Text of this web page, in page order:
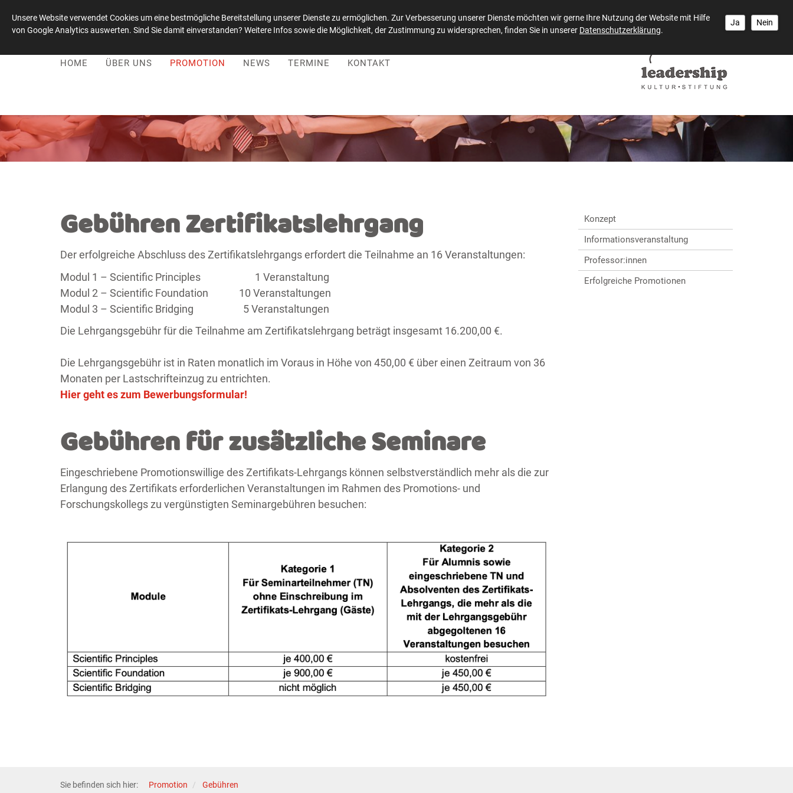
Leadership-Kultur-Stiftung| +49 1515 / 0059021 | Besuchen Sie uns auf LinkedIn
HOME ÜBER UNS PROMOTION NEWS TERMINE KONTAKT
Gebühren Zertifikatslehrgang
Der erfolgreiche Abschluss des Zertifikatslehrgangs erfordert die Teilnahme an 16 Veranstaltungen:
Modul 1 – Scientific Principles 1 Veranstaltung
Modul 2 – Scientific Foundation 10 Veranstaltungen
Modul 3 – Scientific Bridging 5 Veranstaltungen
Die Lehrgangsgebühr für die Teilnahme am Zertifikatslehrgang beträgt insgesamt 16.200,00 €.
Die Lehrgangsgebühr ist in Raten monatlich im Voraus in Höhe von 450,00 € über einen Zeitraum von 36
Monaten per Lastschrifteinzug zu entrichten.
Hier geht es zum Bewerbungsformular!
Gebühren für zusätzliche Seminare
Eingeschriebene Promotionswillige des Zertifikats-Lehrgangs können selbstverständlich mehr als die zur
Erlangung des Zertifikats erforderlichen Veranstaltungen im Rahmen des Promotions- und
Forschungskollegs zu vergünstigten Seminargebühren besuchen:
Konzept
Informationsveranstaltung
Professor:innen
Erfolgreiche Promotionen
Sie befinden sich hier: Promotion Gebühren
Nein
Ja
Unsere Website verwendet Cookies um eine bestmögliche Bereitstellung unserer Dienste zu ermöglichen. Zur Verbesserung unserer Dienste möchten wir gerne Ihre Nutzung der Website mit Hilfe
von Google Analytics auswerten. Sind Sie damit einverstanden? Weitere Infos sowie die Möglichkeit, der Zustimmung zu widersprechen, finden Sie in unserer Datenschutzerklärung.